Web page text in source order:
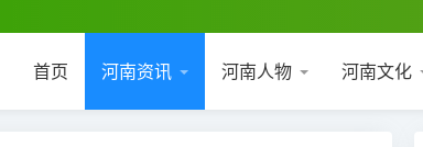
首页 河南资讯 河南人物 河南文化